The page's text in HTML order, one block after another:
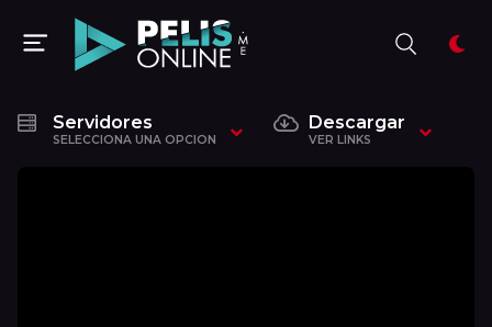
Servidores
SELECCIONA UNA OPCION
Descargar
VER LINKS